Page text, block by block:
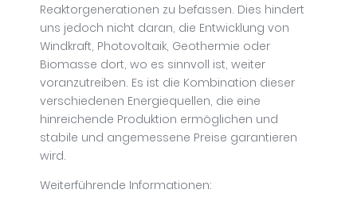
Reaktorgenerationen zu befassen. Dies hindert
uns jedoch nicht daran, die Entwicklung von
Windkraft, Photovoltaik, Geothermie oder
Biomasse dort, wo es sinnvoll ist, weiter
voranzutreiben. Es ist die Kombination dieser
verschiedenen Energiequellen, die eine
hinreichende Produktion ermöglichen und
stabile und angemessene Preise garantieren
wird.
Weiterführende Informationen: